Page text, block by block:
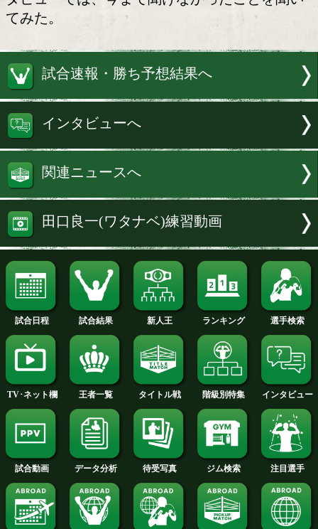
年7月に指名挑戦者を9回TKOで下し、6
(29=比)との世界王者対決に臨む。2012
井岡一翔(井岡)対八重樫東(大橋)以来、
クシングの歴史上2例目の王座統一戦に
口は順調な仕上がりを見せていた。今
タビューでは、今まで聞けなかったこ
てみた。
試合速報・勝ち予想結果へ
インタビューへ
関連ニュースへ
田口良一(ワタナベ)練習動画